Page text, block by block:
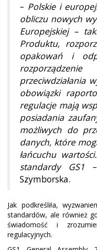
– Polskie i
obliczu nowych
Europejskiej –
Produktu,
opakowań i
przeciwdziałania
obowiązki
regulacje mają
posiadania
możliwych do
danych, które
łańcuchu
standardy GS1
Szymborska.
Jak podkreśliła,
standardów, ale również
świadomość i
regulacyjnych.